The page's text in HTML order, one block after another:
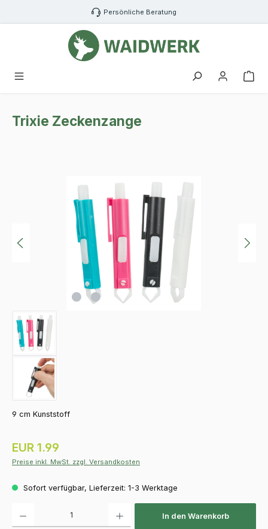
Zum Hauptinhalt springen Persönliche Beratung
Trixie Zeckenzange
9 cm Kunststoff
Regulärer Preis:
EUR 1.99
Preise inkl. MwSt. zzgl. Versandkosten
Sofort verfügbar, Lieferzeit: 1-3 Werktage
In den Warenkorb